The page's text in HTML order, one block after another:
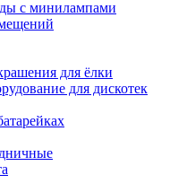
с минилампами
для ёлки
для дискотек